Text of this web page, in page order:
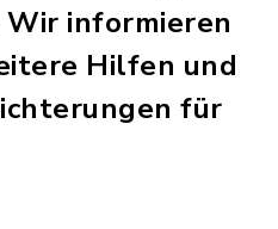
informieren
Hilfen und
für